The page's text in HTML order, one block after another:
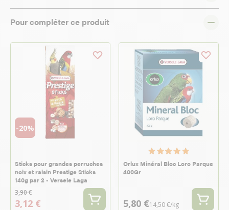
Pour compléter ce produit
-20%
Sticks pour grandes perruches
noix et raisin Prestige Sticks
140g par 2 - Versele Laga
3,90 €
3,12 €
Orlux Minéral Bloc Loro Parque
400Gr
5,80 €14,50 €/kg